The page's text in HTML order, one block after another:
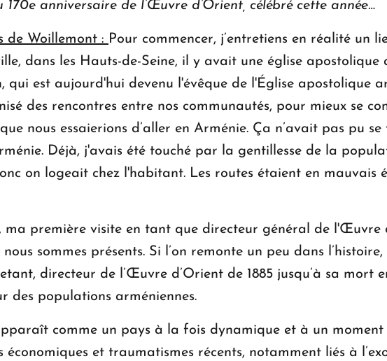
170e anniversaire de l’Œuvre d’Orient, célébré cette année…
de Woillemont : Pour commencer, j’entretiens en réalité un
dans les Hauts-de-Seine, il y avait une église
qui est aujourd'hui devenu l'évêque de l'Église apostolique
des rencontres entre nos communautés, pour mieux se
nous essaierions d’aller en Arménie. Ça n’avait pas pu
Déjà, j'avais été touché par la gentillesse de la
on logeait chez l'habitant. Les routes étaient en mauvais
ma première visite en tant que directeur général de l'Œuvre
sommes présents. Si l’on remonte un peu dans
directeur de l’Œuvre d’Orient de 1885 jusqu’à sa mort
des populations arméniennes.
comme un pays à la fois dynamique et à un
économiques et traumatismes récents, notamment liés à